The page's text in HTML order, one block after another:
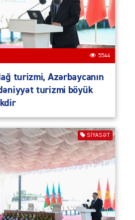
5544
turizmi, Azərbaycanın
turizmi böyük
SIYASƏT